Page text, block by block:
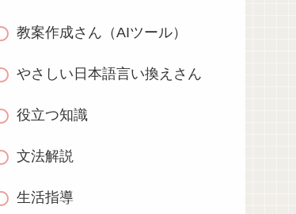
教案作成さん（AIツール）
やさしい日本語言い換えさん
役立つ知識
文法解説
生活指導